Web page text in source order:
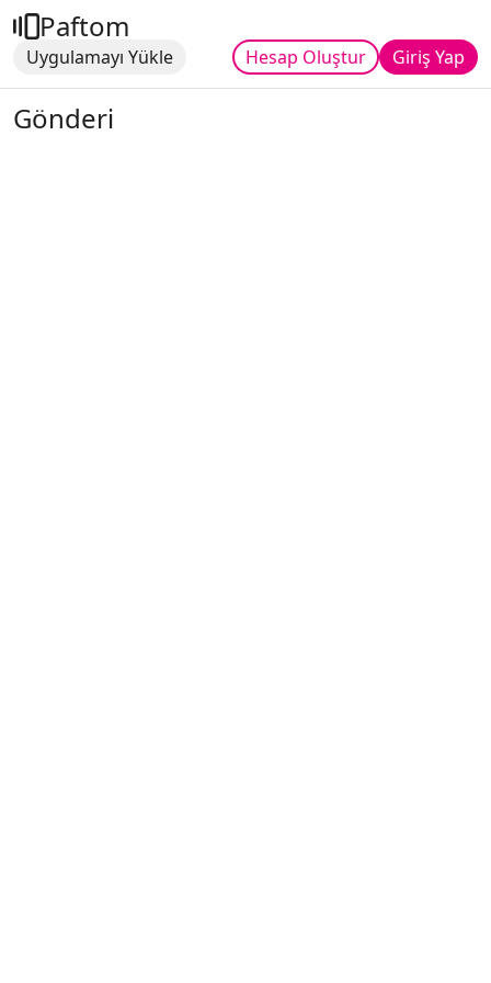
Paftom
Uygulamayı Yükle Hesap Oluştur Giriş Yap
Gönderi